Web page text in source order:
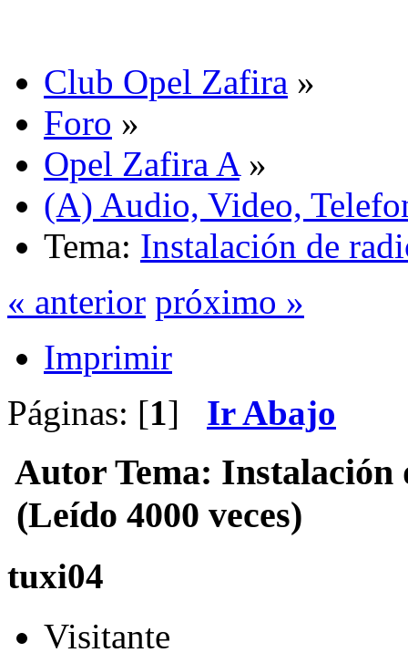
Club Opel Zafira »
Foro »
Opel Zafira A»
(A) Audio, Video,
Tema: Instalación de
« anterior próximo »
Imprimir
Páginas: [1] Ir Abajo
Autor Tema: Instalación
(Leído 4000 veces)
tuxi04
Visitante